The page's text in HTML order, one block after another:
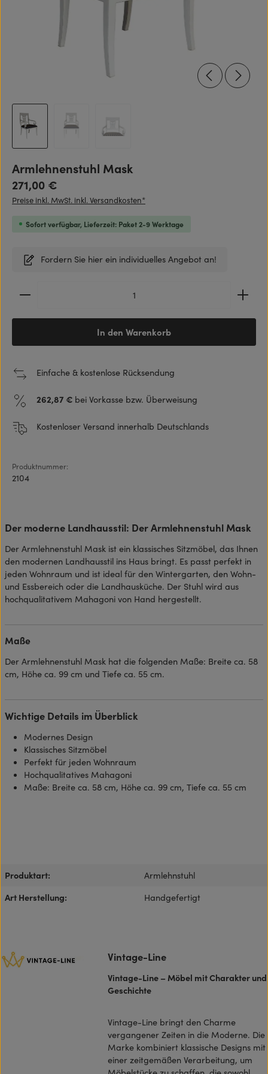
Armlehnenstuhl Mask
Regulärer Preis:
271,00 €
Preise inkl. MwSt. inkl. Versandkosten*
Sofort verfügbar, Lieferzeit: Paket 2-9 Werktage
Fordern Sie hier ein individuelles Angebot an!
Produkt Anzahl: Gib den gewünschten Wert ein
In den Warenkorb
Einfache & kostenlose Rücksendung
262,87 € bei Vorkasse bzw. Überweisung
Kostenloser Versand innerhalb Deutschlands
Produktnummer:
2104
Der moderne Landhausstil: Der Armlehnenstuhl Mask
Der Armlehnenstuhl Mask ist ein klassisches Sitzmöbel, das Ihnen
den modernen Landhausstil ins Haus bringt. Es passt perfekt in
jeden Wohnraum und ist ideal für den Wintergarten, den Wohn-
und Essbereich oder die Landhausküche. Der Stuhl wird aus
hochqualitativem Mahagoni von Hand hergestellt.
Maße
Der Armlehnenstuhl Mask hat die folgenden Maße: Breite ca. 58
cm, Höhe ca. 99 cm und Tiefe ca. 55 cm.
Wichtige Details im Überblick
Modernes Design
Klassisches Sitzmöbel
Perfekt für jeden Wohnraum
Hochqualitatives Mahagoni
Maße: Breite ca. 58 cm, Höhe ca. 99 cm, Tiefe ca. 55 cm
Produktart:
Armlehnstuhl
Art Herstellung:
Handgefertigt
Vintage-Line
Vintage-Line – Möbel mit Charakter und
Geschichte
Vintage-Line bringt den Charme
vergangener Zeiten in die Moderne. Die
Marke kombiniert klassische Designs mit
einer zeitgemäßen Verarbeitung, um